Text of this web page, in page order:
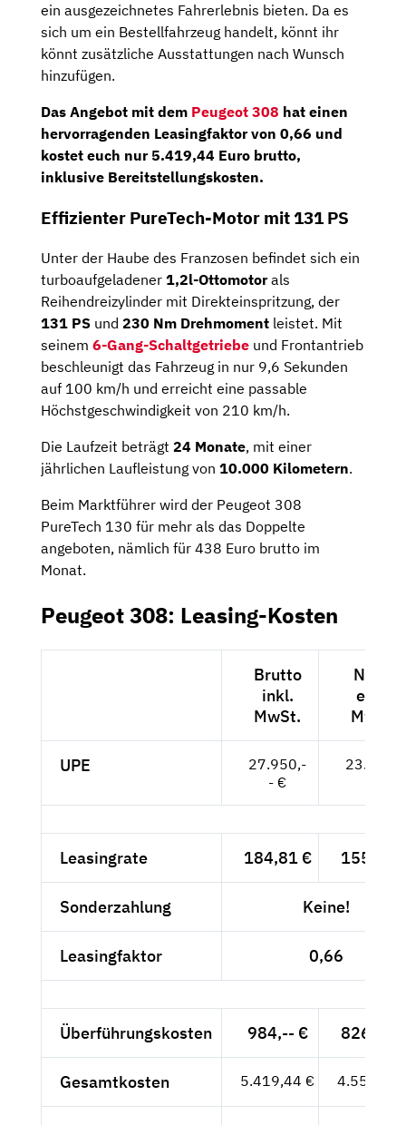
ein ausgezeichnetes Fahrerlebnis bieten. Da es
sich um ein Bestellfahrzeug handelt, könnt ihr
könnt zusätzliche Ausstattungen nach Wunsch
hinzufügen.
Das Angebot mit dem Peugeot 308 hat einen
hervorragenden Leasingfaktor von 0,66 und
kostet euch nur 5.419,44 Euro brutto,
inklusive Bereitstellungskosten.
Effizienter PureTech-Motor mit 131 PS
Unter der Haube des Franzosen befindet sich ein
turboaufgeladener 1,2l-Ottomotorals
Reihendreizylinder mit Direkteinspritzung, der
131 PS und 230 Nm Drehmoment leistet. Mit
seinem 6-Gang-Schaltgetriebe und Frontantrieb
beschleunigt das Fahrzeug in nur 9,6 Sekunden
auf 100 km/h und erreicht eine passable
Höchstgeschwindigkeit von 210 km/h.
Die Laufzeit beträgt 24 Monate, mit einer
jährlichen Laufleistung von 10.000 Kilometern.
Beim Marktführer wird der Peugeot 308
PureTech 130 für mehr als das Doppelte
angeboten, nämlich für 438 Euro brutto im
Monat.
Peugeot 308: Leasing-Kosten
Brutto
inkl.
MwSt.
Netto
exkl.
MwSt.
UPE
27.950,-
- €
23.487,-
Leasingrate 184,81 € 155,30
Sonderzahlung Keine!
Leasingfaktor 0,66
Überführungskosten 984,-- € 826,89
Gesamtkosten 5.419,44 € 4.554,15